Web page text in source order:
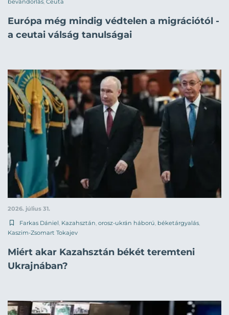
bevándorlás, Ceuta
Európa még mindig védtelen a migrációtól -
a ceutai válság tanulságai
2026. július 31.
Farkas Dániel, Kazahsztán, orosz-ukrán háború, béketárgyalás,
Kaszim-Zsomart Tokajev
Miért akar Kazahsztán békét teremteni
Ukrajnában?